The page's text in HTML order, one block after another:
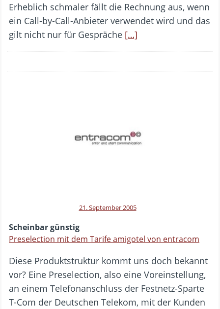
Erheblich schmaler fällt die Rechnung aus, wenn
ein Call-by-Call-Anbieter verwendet wird und das
gilt nicht nur für Gespräche […]
21. September 2005
Scheinbar günstig
Preselection mit dem Tarife amigotel von entracom
Diese Produktstruktur kommt uns doch bekannt
vor? Eine Preselection, also eine Voreinstellung,
an einem Telefonanschluss der Festnetz-Sparte
T-Com der Deutschen Telekom, mit der Kunden